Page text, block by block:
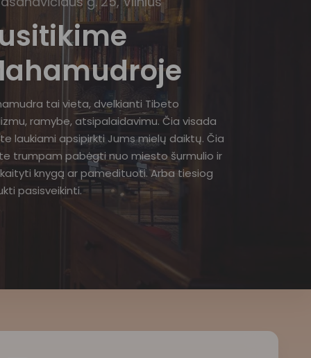
tai vieta, dvelkianti Tibeto
ramybe, atsipalaidavimu. Čia visada
laukiami apsipirkti Jums mielų daiktų. Čia
trumpam pabėgti nuo miesto šurmulio ir
knygą ar pamedituoti. Arba tiesiog
pasisveikinti.